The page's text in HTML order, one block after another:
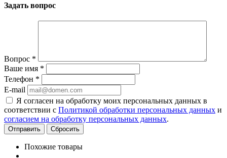
Задать вопрос
Вопрос *
Ваше имя *
Телефон *
E-mail
Я согласен на обработку моих персональных данных в
соответствии с Политикой обработки персональных данных и
согласием на обработку персональных данных.
Сбросить
Похожие товары